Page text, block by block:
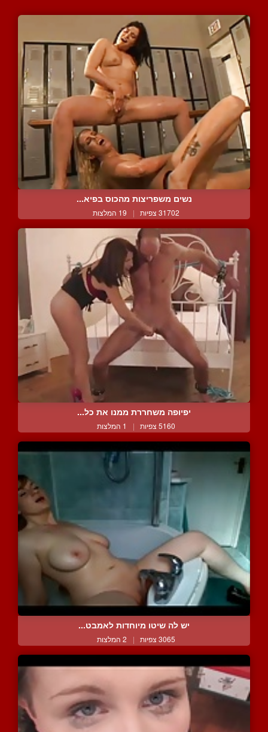
נשים משפריצות מהכוס בפיא...
31702 צפיות | 19 המלצות
יפיופה משחררת ממנו את כל...
5160 צפיות | 1 המלצות
יש לה שיטו מיוחדות לאמבט...
3065 צפיות | 2 המלצות